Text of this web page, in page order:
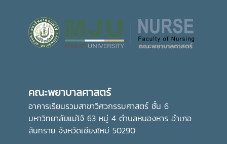
อีกทั้งยังเป็นการส่งเสริมการอนุรักษ์ศิลปวัฒนธรรมและปลูกฝัง
คุณธรรม จริยธรรม ตลอดจนสร้างความเป็นสิริมงคลแก่ชีวิต
คณะพยาบาลศาสตร์ มุ่งมั่น ส่งเสริมให้บุคลากรมีส่วนร่วมในการ
ต่อไปอย่างไรก็ตาม พิธีถวายเทียนพรรษาในครั้งนี้ จัดโดย กอง
ส่งเสริมศิลปวัฒนธรรม มหาวิทยาลัยแม่โจ้
คณะพยาบาลศาสตร์
อาคารเรียนรวมสาขาวิศวกรรมศาสตร์ ชั้น 6
มหาวิทยาลัยแม่โจ้ 63 หมู่ 4 ตำบลหนองหาร อำเภอ
สันทราย จังหวัดเชียงใหม่ 50290